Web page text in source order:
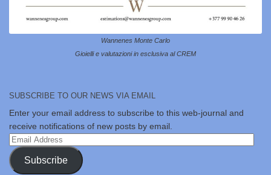
Wannenes Monte Carlo
Gioielli e valutazioni in esclusiva al CREM
SUBSCRIBE TO OUR NEWS VIA EMAIL
Enter your email address to subscribe to this web-journal and
receive notifications of new posts by email.
Email
Address
Subscribe